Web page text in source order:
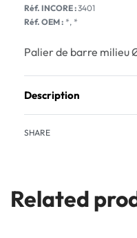
3401
Réf. OEM : *, *
Palier de barre milieu
Description
SHARE
Related